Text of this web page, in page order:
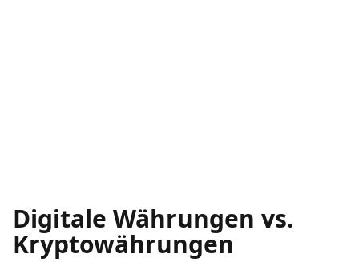
Digitale Währungen vs.
Kryptowährungen